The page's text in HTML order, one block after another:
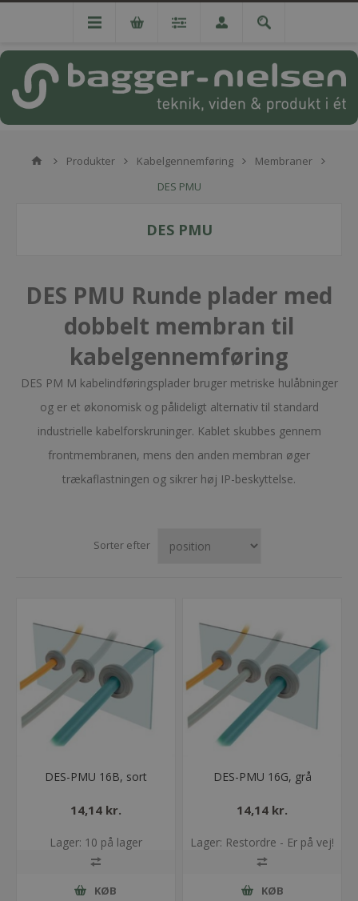
Produkter Kabelgennemføring
Membraner
DES PMU
DES PMU
DES PMU Runde plader med
dobbelt membran til
kabelgennemføring
DES PM M kabelindføringsplader bruger metriske hulåbninger
og er et økonomisk og pålideligt alternativ til standard
industrielle kabelforskruninger. Kablet skubbes gennem
frontmembranen, mens den anden membran øger
trækaflastningen og sikrer høj IP-beskyttelse.
Sorter efter
DES-PMU 16B, sort
14,14 kr.
Lager: 10 på lager
KØB
DES-PMU 16G, grå
14,14 kr.
Lager: Restordre - Er på vej!
KØB